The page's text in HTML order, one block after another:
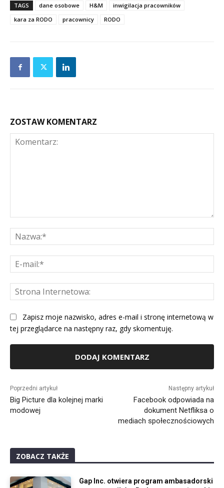
TAGS dane osobowe H&M
inwigilacja pracowników
kara za RODO
pracownicy RODO
ZOSTAW KOMENTARZ
Zapisz moje nazwisko, adres e-mail i stronę internetową w
tej przeglądarce na następny raz, gdy skomentuję.
Poprzedni artykuł
Big Picture dla kolejnej marki
modowej
Następny artykuł
Facebook odpowiada na
dokument Netfliksa o
mediach społecznościowych
ZOBACZ TAKŻE
Gap Inc. otwiera program ambasadorski